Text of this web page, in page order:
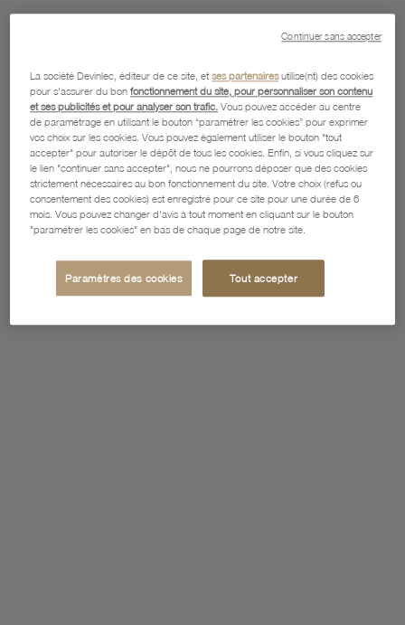
La société Devinlec, éditeur de ce site, etses partenairesutilise(nt) des cookies
pour s'assurer du bonfonctionnement du site, pour personnaliser son contenu
et ses publicités et pour analyser son trafic. Vous pouvez accéder au centre
de paramétrage en utilisant le bouton “paramétrer les cookies” pour exprimer
vos choix sur les cookies. Vous pouvez également utiliser le bouton "tout
accepter" pour autoriser le dépôt de tous les cookies. Enfin, si vous cliquez sur
le lien "continuer sans accepter", nous ne pourrons déposer que des cookies
strictement nécessaires au bon fonctionnement du site. Votre choix (refus ou
consentement des cookies) est enregistré pour ce site pour une durée de 6
mois. Vous pouvez changer d'avis à tout moment en cliquant sur le bouton
"paramétrer les cookies" en bas de chaque page de notre site.
Paramètres des cookies Tout accepter
Continuer sans accepter